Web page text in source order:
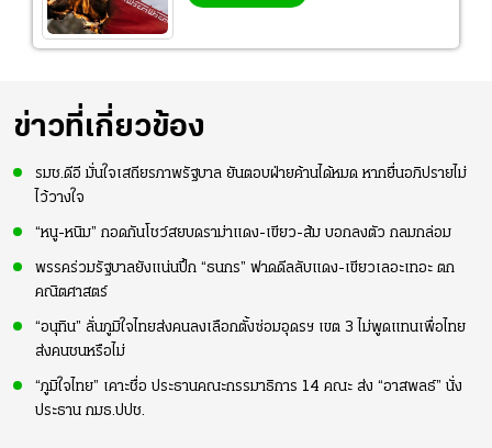
ข่าวที่เกี่ยวข้อง
รมช.ดีอี มั่นใจเสถียรภาพรัฐบาล ยันตอบฝ่ายค้านได้หมด หากยื่นอภิปรายไม่
ไว้วางใจ
“หนู-หนิม” กอดกันโชว์สยบดราม่าแดง-เขียว-ส้ม บอกลงตัว กลมกล่อม
พรรคร่วมรัฐบาลยังแน่นปึ้ก “ธนกร” ฟาดดีลลับแดง-เขียวเลอะเทอะ ตก
คณิตศาสตร์
“อนุทิน” ลั่นภูมิใจไทยส่งคนลงเลือกตั้งซ่อมอุดรฯ เขต 3 ไม่พูดแทนเพื่อไทย
ส่งคนชนหรือไม่
“ภูมิใจไทย” เคาะชื่อ ประธานคณะกรรมาธิการ 14 คณะ ส่ง “อาสพลธ์” นั่ง
ประธาน กมธ.ปปช.